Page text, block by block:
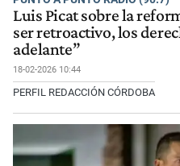
Luis Picat sobre la
ser retroactivo, los
adelante”
18-02-2026 10:44
PERFIL REDACCIÓN CÓRDOBA